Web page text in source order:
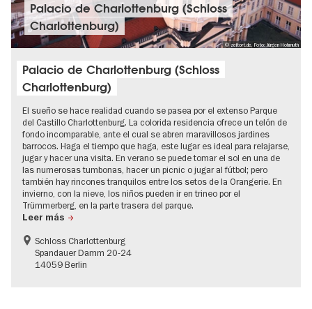
© zeitort.de, Foto: Jürgen Hohmuth
Palacio de Charlottenburg (Schloss
Charlottenburg)
Palacio de Charlottenburg (Schloss
Charlottenburg)
El sueño se hace realidad cuando se pasea por el extenso Parque
del Castillo Charlottenburg. La colorida residencia ofrece un telón de
fondo incomparable, ante el cual se abren maravillosos jardines
barrocos. Haga el tiempo que haga, este lugar es ideal para relajarse,
jugar y hacer una visita. En verano se puede tomar el sol en una de
las numerosas tumbonas, hacer un picnic o jugar al fútbol; pero
también hay rincones tranquilos entre los setos de la Orangerie. En
invierno, con la nieve, los niños pueden ir en trineo por el
Trümmerberg, en la parte trasera del parque.
Leer más
Schloss Charlottenburg
Spandauer Damm 20-24
14059 Berlin